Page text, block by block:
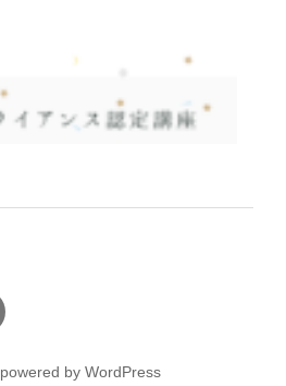
by WordPress